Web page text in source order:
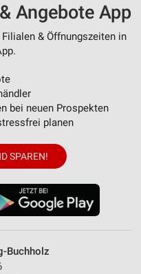
Angebote App
& Öffnungszeiten in
bei neuen Prospekten
planen
SPAREN!
Buchholz